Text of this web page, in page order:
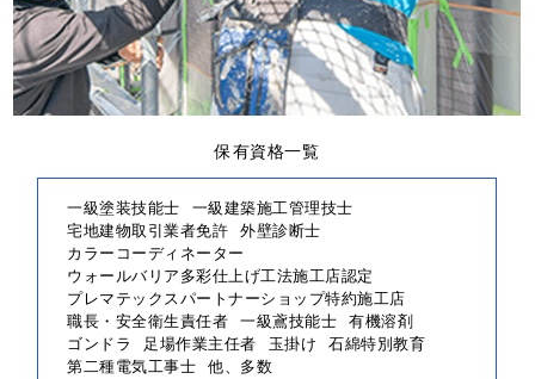
保有資格一覧
一級塗装技能士 一級建築施工管理技士
宅地建物取引業者免許 外壁診断士
カラーコーディネーター
ウォールバリア多彩仕上げ工法施工店認定
プレマテックスパートナーショップ特約施工店
職長・安全衛生責任者 一級鳶技能士 有機溶剤
ゴンドラ
足場作業主任者 玉掛け 石綿特別教育
第二種電気工事士 他、多数